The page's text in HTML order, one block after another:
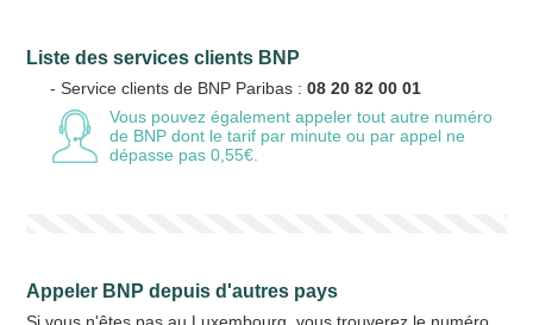
Liste des services clients BNP
- Service clients de BNP Paribas :08 20 82 00 01
Vous pouvez également appeler tout autre numéro
de BNP dont le tarif par minute ou par appel ne
dépasse pas 0,55€.
Appeler BNP depuis d'autres pays